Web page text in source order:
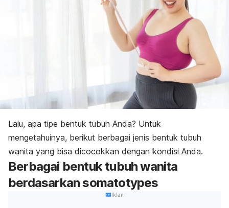
Lalu, apa tipe bentuk tubuh Anda? Untuk
mengetahuinya, berikut berbagai jenis bentuk tubuh
wanita yang bisa dicocokkan dengan kondisi Anda.
Berbagai bentuk tubuh wanita
berdasarkan somatotypes
Iklan